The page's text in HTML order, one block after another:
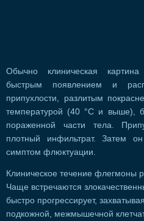
Обычно клиническая картина
быстрым появлением и
припухлости, разлитым
температурой (40 °С и выше),
пораженной части тела.
плотный инфильтрат. Затем
симптом флюктуации.
Клиническое течение флегмоны
Чаще встречаются
быстро прогрессирует,
подкожной, межмышечной